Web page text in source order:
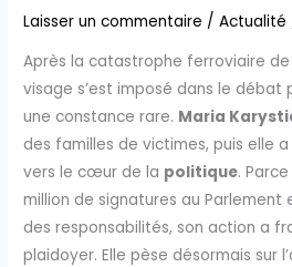
Laisser un commentaire /Actualité
Après la catastrophe ferroviaire de
visage s’est imposé dans le débat
une constance rare. Maria
des familles de victimes, puis elle
vers le cœur de la politique.
million de signatures au Parlement
des responsabilités, son action a
plaidoyer. Elle pèse désormais sur